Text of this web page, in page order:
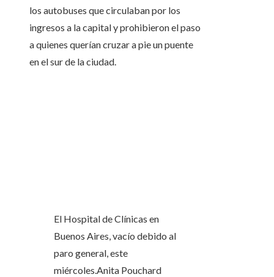
los autobuses que circulaban por los
ingresos a la capital y prohibieron el paso
a quienes querían cruzar a pie un puente
en el sur de la ciudad.
El Hospital de Clínicas en
Buenos Aires, vacío debido al
paro general, este
miércoles.Anita Pouchard